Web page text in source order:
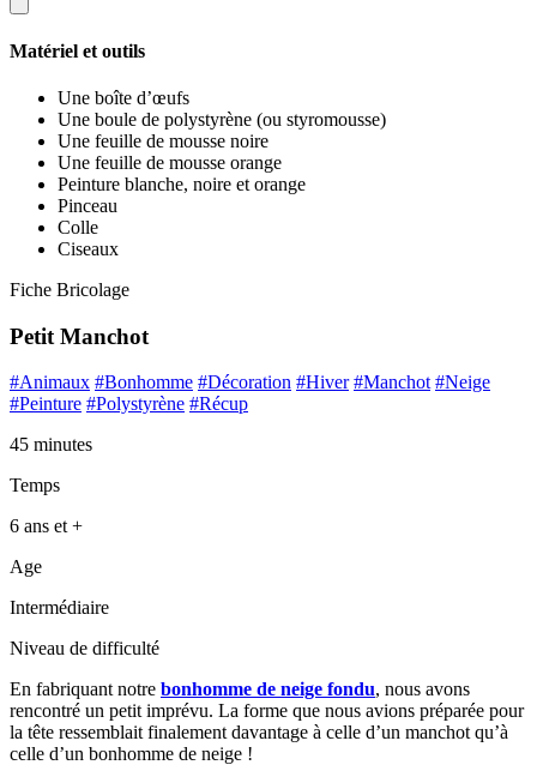
Matériel et outils
Une boîte d’œufs
Une boule de polystyrène (ou styromousse)
Une feuille de mousse noire
Une feuille de mousse orange
Peinture blanche, noire et orange
Pinceau
Colle
Ciseaux
Fiche Bricolage
Petit Manchot
#Animaux #Bonhomme #Décoration #Hiver #Manchot #Neige
#Peinture #Polystyrène #Récup
45 minutes
Temps
6 ans et +
Age
Intermédiaire
Niveau de difficulté
En fabriquant notre bonhomme de neige fondu, nous avons
rencontré un petit imprévu. La forme que nous avions préparée pour
la tête ressemblait finalement davantage à celle d’un manchot qu’à
celle d’un bonhomme de neige !